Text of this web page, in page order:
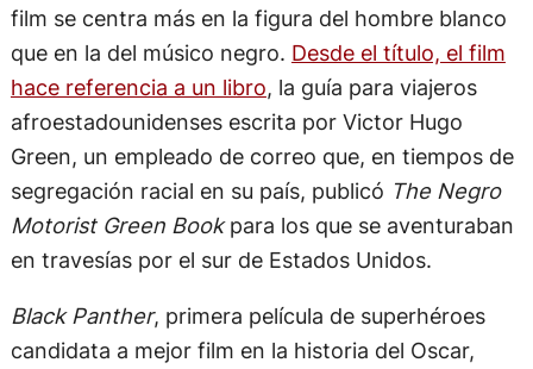
film se centra más en la figura del hombre blanco
que en la del músico negro. Desde el título, el film
hace referencia a un libro, la guía para viajeros
afroestadounidenses escrita por Victor Hugo
Green, un empleado de correo que, en tiempos de
segregación racial en su país, publicó The Negro
Motorist Green Bookpara los que se aventuraban
en travesías por el sur de Estados Unidos.
Black Panther, primera película de superhéroes
candidata a mejor film en la historia del Oscar,